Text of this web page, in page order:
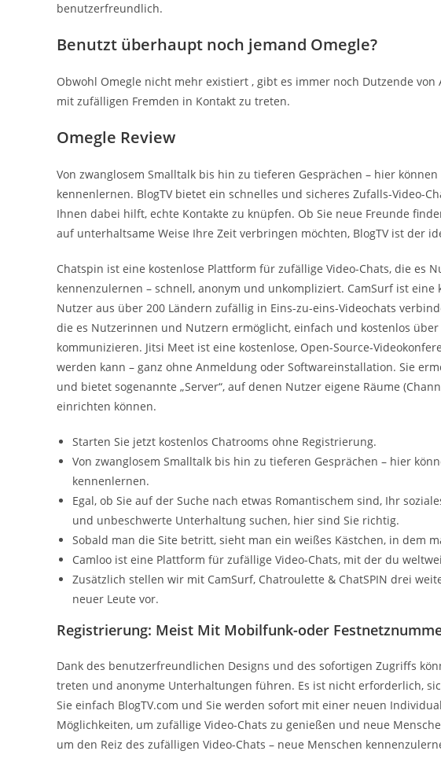
benutzerfreundlich.
Benutzt überhaupt noch jemand Omegle?
Obwohl Omegle nicht mehr existiert , gibt es immer noch Dutzende
mit zufälligen Fremden in Kontakt zu treten.
Omegle Review
Von zwanglosem Smalltalk bis hin zu tieferen Gesprächen – hier
kennenlernen. BlogTV bietet ein schnelles und sicheres Zufalls-Video-
Ihnen dabei hilft, echte Kontakte zu knüpfen. Ob Sie neue Freunde
auf unterhaltsame Weise Ihre Zeit verbringen möchten, BlogTV ist der
Chatspin ist eine kostenlose Plattform für zufällige Video-Chats, die es
kennenzulernen – schnell, anonym und unkompliziert. CamSurf ist
Nutzer aus über 200 Ländern zufällig in Eins-zu-eins-Videochats
die es Nutzerinnen und Nutzern ermöglicht, einfach und kostenlos
kommunizieren. Jitsi Meet ist eine kostenlose, Open-Source-
werden kann – ganz ohne Anmeldung oder Softwareinstallation. Sie
und bietet sogenannte „Server“, auf denen Nutzer eigene Räume
einrichten können.
Starten Sie jetzt kostenlos Chatrooms ohne Registrierung.
Von zwanglosem Smalltalk bis hin zu tieferen Gesprächen – hier
kennenlernen.
Egal, ob Sie auf der Suche nach etwas Romantischem sind, Ihr
und unbeschwerte Unterhaltung suchen, hier sind Sie richtig.
Sobald man die Site betritt, sieht man ein weißes Kästchen, in dem
Camloo ist eine Plattform für zufällige Video-Chats, mit der du
Zusätzlich stellen wir mit CamSurf, Chatroulette & ChatSPIN drei
neuer Leute vor.
Registrierung: Meist Mit Mobilfunk-oder
Dank des benutzerfreundlichen Designs und des sofortigen Zugriffs
treten und anonyme Unterhaltungen führen. Es ist nicht erforderlich,
Sie einfach BlogTV.com und Sie werden sofort mit einer neuen
Möglichkeiten, um zufällige Video-Chats zu genießen und neue
um den Reiz des zufälligen Video-Chats – neue Menschen